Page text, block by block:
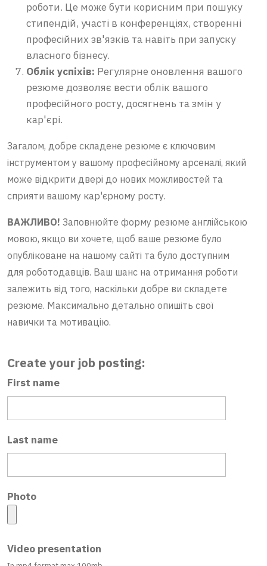
роботи. Це може бути корисним при пошуку
стипендій, участі в конференціях, створенні
професійних зв'язків та навіть при запуску
власного бізнесу.
Облік успіхів: Регулярне оновлення вашого
резюме дозволяє вести облік вашого
професійного росту, досягнень та змін у
кар'єрі.
Загалом, добре складене резюме є ключовим
інструментом у вашому професійному арсеналі, який
може відкрити двері до нових можливостей та
сприяти вашому кар'єрному росту.
ВАЖЛИВО! Заповнюйте форму резюме англійською
мовою, якщо ви хочете, щоб ваше резюме було
опубліковане на нашому сайті та було доступним
для роботодавців. Ваш шанс на отримання роботи
залежить від того, наскільки добре ви складете
резюме. Максимально детально опишіть свої
навички та мотивацію.
Create your job posting:
First name
Last name
Photo
Video presentation